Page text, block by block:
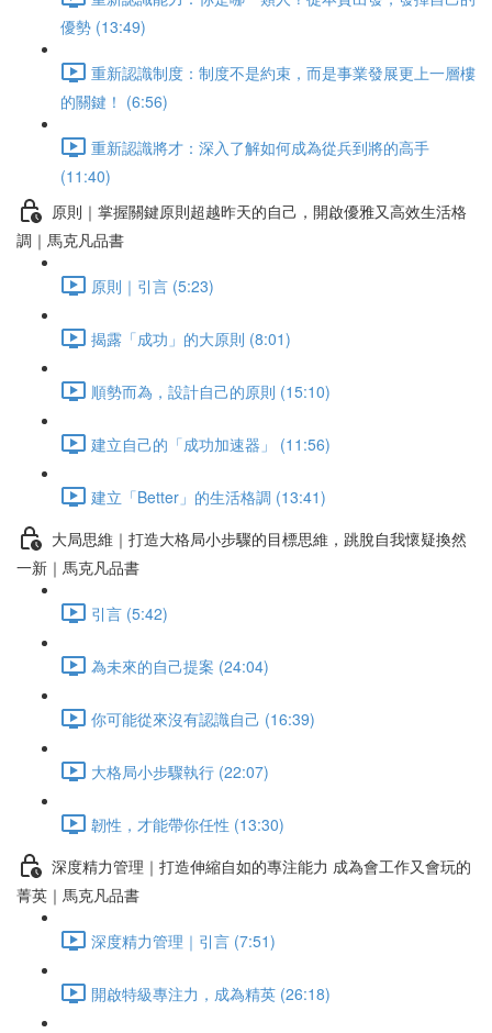
優勢 (13:49)
重新認識制度：制度不是約束，而是事業發展更上一層樓
的關鍵！ (6:56)
重新認識將才：深入了解如何成為從兵到將的高手
(11:40)
原則｜掌握關鍵原則超越昨天的自己，開啟優雅又高效生活格
調｜馬克凡品書
原則｜引言 (5:23)
揭露「成功」的大原則 (8:01)
順勢而為，設計自己的原則 (15:10)
建立自己的「成功加速器」 (11:56)
建立「Better」的生活格調 (13:41)
大局思維｜打造大格局小步驟的目標思維，跳脫自我懷疑換然
一新｜馬克凡品書
引言 (5:42)
為未來的自己提案 (24:04)
你可能從來沒有認識自己 (16:39)
大格局小步驟執行 (22:07)
韌性，才能帶你任性 (13:30)
深度精力管理｜打造伸縮自如的專注能力 成為會工作又會玩的
菁英｜馬克凡品書
深度精力管理｜引言 (7:51)
開啟特級專注力，成為精英 (26:18)